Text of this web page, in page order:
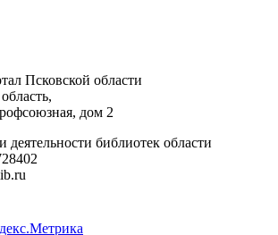
Псковской области
дом 2
деятельности библиотек области